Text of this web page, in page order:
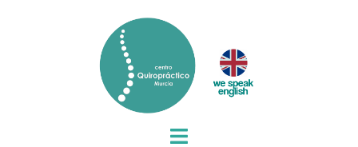
Alternar